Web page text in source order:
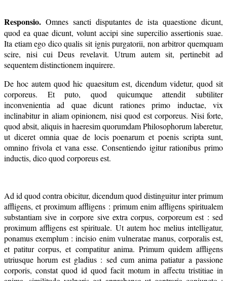
Responsio. Omnes sancti disputantes de ista quaestione dicunt,
quod ea quae dicunt, volunt accipi sine supercilio assertionis suae.
Ita etiam ego dico qualis sit ignis purgatorii, non arbitror quemquam
scire, nisi cui Deus revelavit. Utrum autem sit, pertinebit ad
sequentem distinctionem inquirere.
De hoc autem quod hic quaesitum est, dicendum videtur, quod sit
corporeus. Et puto, quod quicumque attendit subtiliter
inconvenientia ad quae dicunt rationes primo inductae, vix
inclinabitur in aliam opinionem, nisi quod est corporeus. Nisi forte,
quod absit, aliquis in haeresim quorumdam Philosophorum laberetur,
ut diceret omnia quae de locis poenarum et poenis scripta sunt,
omnino frivola et vana esse. Consentiendo igitur rationibus primo
inductis, dico quod corporeus est.
Ad id quod contra obicitur, dicendum quod distinguitur inter primum
affligens, et proximum affligens : primum enim affligens spiritualem
substantiam sive in corpore sive extra corpus, corporeum est : sed
proximum affligens est spirituale. Ut autem hoc melius intelligatur,
ponamus exemplum : incisio enim vulneratae manus, corporalis est,
et patitur corpus, et compatitur anima. Primum quidem affligens
utriusque horum est gladius : sed cum anima patiatur a passione
corporis, constat quod id quod facit motum in affectu tristitiae in